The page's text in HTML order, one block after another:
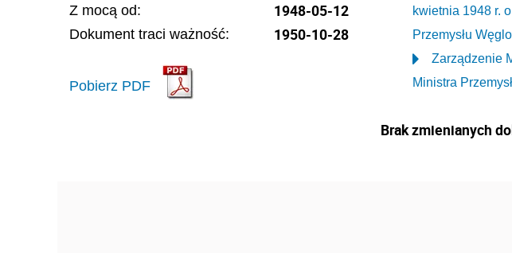
Z mocą od: 1948-05-12
Dokument traci ważność: 1950-10-28
Pobierz PDF
kwietnia 1948 r.
Przemysłu
Zarządzenie
Ministra
Brak zmienianych